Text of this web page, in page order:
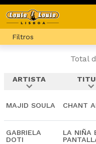
Filtros
Total
ARTISTA
expand_more expand_more
MAJID SOULA CHANT
GABRIELA
DOTI
LA NIÑA